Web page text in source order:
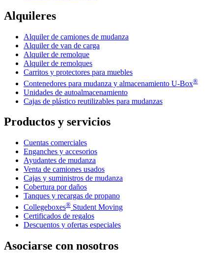
Alquileres
Alquiler de camiones de mudanza
Alquiler de van de carga
Alquiler de remolque
Alquiler de remolques
Carritos y protectores para muebles
Contenedores para mudanza y almacenamiento U-Box®
Unidades de autoalmacenamiento
Cajas de plástico reutilizables para mudanzas
Productos y servicios
Cuentas comerciales
Enganches y accesorios
Ayudantes de mudanza
Venta de camiones usados
Cajas y suministros de mudanza
Cobertura por daños
Tanques y recargas de propano
Collegeboxes® Student Moving
Certificados de regalos
Descuentos y ofertas especiales
Asociarse con nosotros